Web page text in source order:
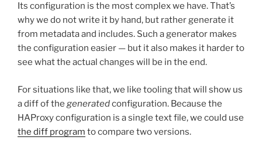
Its configuration is the most complex we have. That’s
why we do not write it by hand, but rather generate it
from metadata and includes. Such a generator makes
the configuration easier — but it also makes it harder to
see what the actual changes will be in the end.
For situations like that, we like tooling that will show us
a diff of the generatedconfiguration. Because the
HAProxy configuration is a single text file, we could use
the diff program to compare two versions.